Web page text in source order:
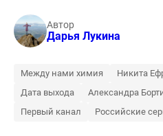
Автор
Дарья Лукина
Между нами химия
Никита
Дата выхода
Александра
Первый канал
Российские